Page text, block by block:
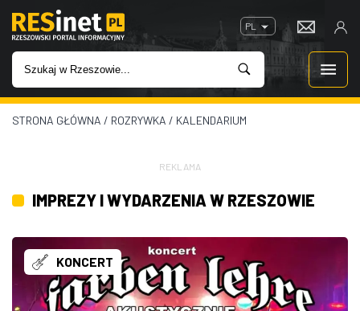
PL
WIADOMOŚCI
IMPREZY
ROZRYWKA
W KINACH
STRONA GŁÓWNA / ROZRYWKA / KALENDARIUM
REKLAMA
IMPREZY I WYDARZENIA W RZESZOWIE
KONCERT